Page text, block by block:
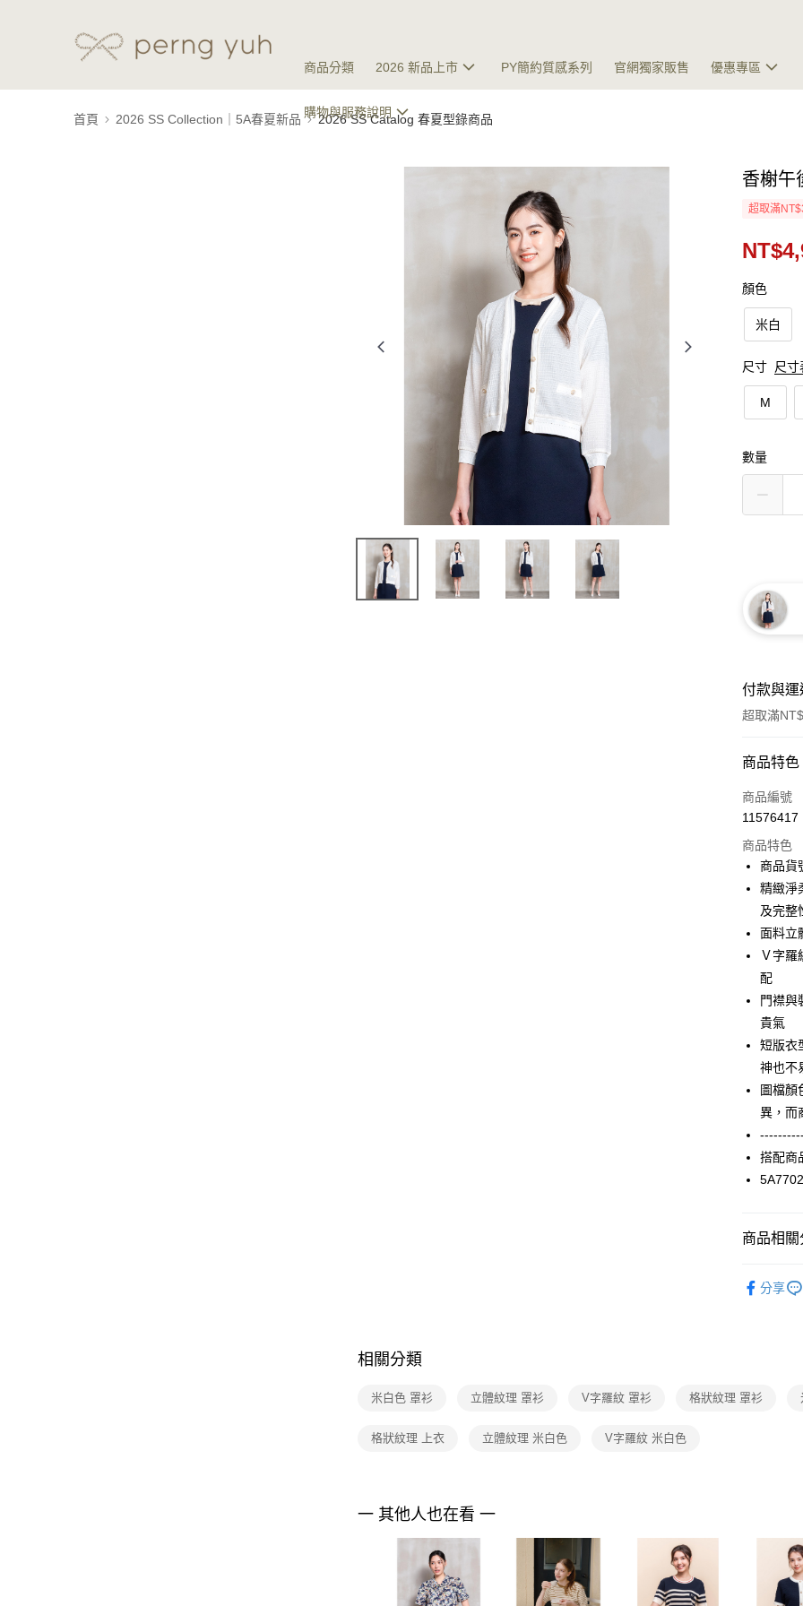
商品分類 2026 新品上市 PY簡約質感系列 官網獨家販售 優惠專區
購物與服務說明
首頁 2026 SS Collection｜5A春夏新品 2026 SS Catalog 春夏型錄商品
香榭午
超取滿
顏色
米白
尺寸 尺寸
M
數量
付款與
超取滿
付款方式
信用卡一
3 期
合作金
華南商
國泰世
臺灣中
匯豐（
聯邦商
元大商
台新國
台灣樂
LINE Pay
街口支付
相關說明
【關於「
AFTEE先
便利好安
１．簡單
２．便利
３．安心
【「
１．於結
付」結帳
※ 請注意
※ 交易是
求債權轉
５．嚴禁
形，恩沛
ATM付款
運送方式
付款後全
每筆
黑貓宅配
商品特色
商品編號
11576417
商品特色
商品貨
精緻淨
及完整
面料立
Ｖ字羅
配
門襟與
貴氣
短版衣
神也不
圖檔顏
異，而
搭配商
商品相關
品 分享
相關分類
米白色 罩衫 立體紋理 罩衫 V字羅紋 罩衫 格狀紋理 罩衫
格狀紋理 上衣 立體紋理 米白色 V字羅紋 米白色
一 其他人也在看 一